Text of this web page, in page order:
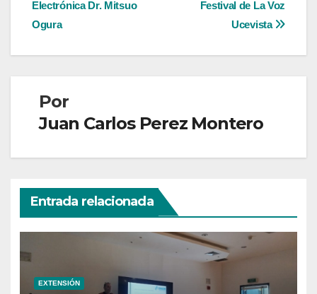
entradas
Festival de La Voz
Ucevista
Electrónica Dr. Mitsuo
Ogura
Por
Juan Carlos Perez Montero
Entrada relacionada
EXTENSIÓN